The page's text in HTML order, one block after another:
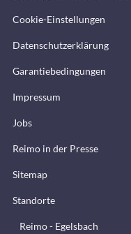
Cookie-Einstellungen
Datenschutzerklärung
Garantiebedingungen
Impressum
Jobs
Reimo in der Presse
Sitemap
Standorte
Reimo - Egelsbach